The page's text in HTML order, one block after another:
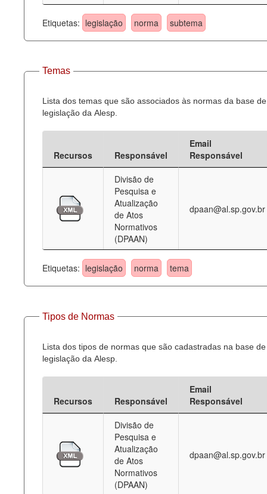
Etiquetas: legislação norma subtema
Temas
Lista dos temas que são associados às normas da base de
legislação da Alesp.
Recursos Responsável
Email
Responsável
Divisão de
Pesquisa e
Atualização
de Atos
Normativos
(DPAAN)
dpaan@al.sp.gov.br
Etiquetas: legislação norma tema
Tipos de Normas
Lista dos tipos de normas que são cadastradas na base de
legislação da Alesp.
Recursos Responsável
Email
Responsável
Divisão de
Pesquisa e
Atualização
de Atos
Normativos
(DPAAN)
dpaan@al.sp.gov.br